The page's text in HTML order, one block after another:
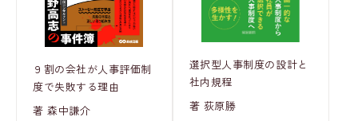
９割の会社が人事評価制
度で失敗する理由
著 森中謙介
選択型人事制度の設計と
社内規程
著 荻原勝